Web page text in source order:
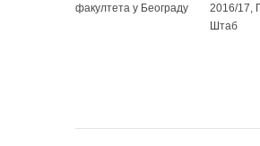
факултета у Београду
2016/17,
Штаб